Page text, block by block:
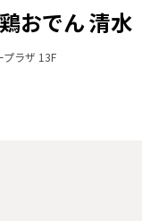
おでん 清水
プラザ 13F